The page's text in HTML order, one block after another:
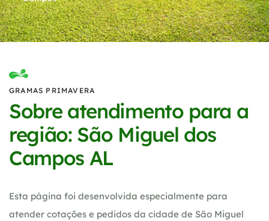
GRAMAS PRIMAVERA
Sobre atendimento para a
região: São Miguel dos
Campos AL
Esta página foi desenvolvida especialmente para
atender cotações e pedidos da cidade de São Miguel